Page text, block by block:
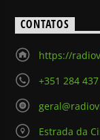
CONTATOS
https://
+351 284 437
Estrada da